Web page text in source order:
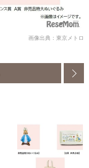
画像出典：東京メトロ